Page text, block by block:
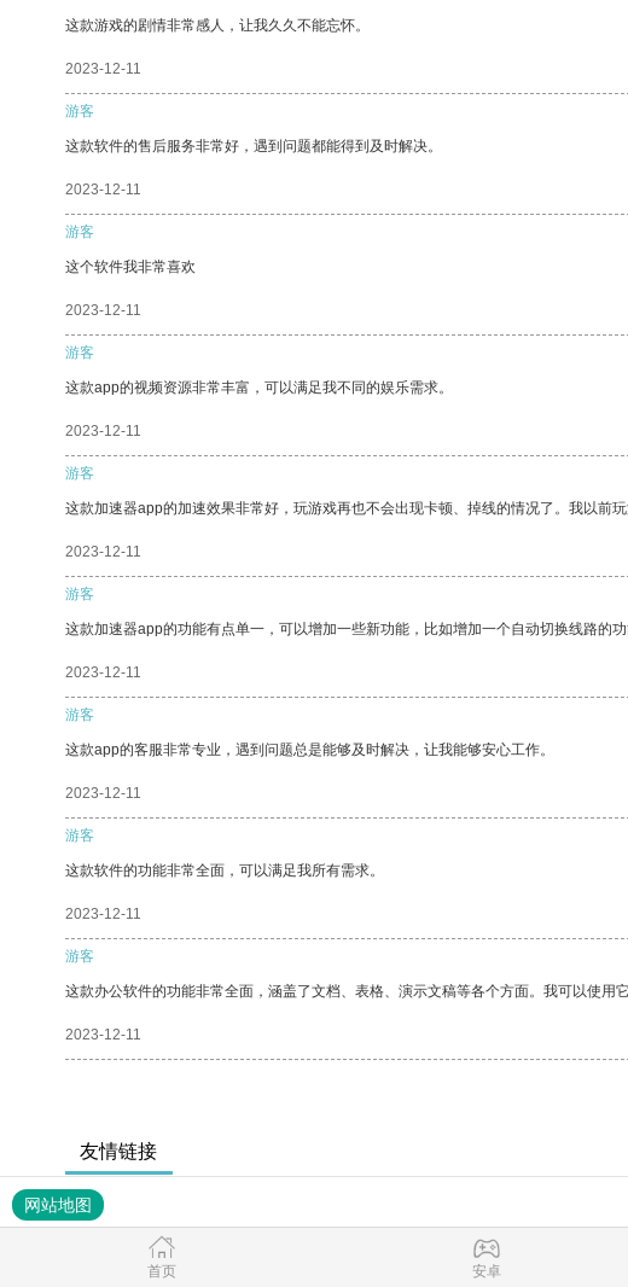
这款游戏的剧情非常感人，让我久久不能忘怀。
2023-12-11
游客
这款软件的售后服务非常好，遇到问题都能得到及时解决。
2023-12-11
游客
这个软件我非常喜欢
2023-12-11
游客
这款app的视频资源非常丰富，可以满足我不同的娱乐需求。
2023-12-11
游客
这款加速器app的加速效果非常好，玩游戏再也不会出现卡顿、掉线的情况了。我以前
2023-12-11
游客
这款加速器app的功能有点单一，可以增加一些新功能，比如增加一个自动切换线路的功
2023-12-11
游客
这款app的客服非常专业，遇到问题总是能够及时解决，让我能够安心工作。
2023-12-11
游客
这款软件的功能非常全面，可以满足我所有需求。
2023-12-11
游客
这款办公软件的功能非常全面，涵盖了文档、表格、演示文稿等各个方面。我可以使用
2023-12-11
友情链接
网站地图
首页 安卓